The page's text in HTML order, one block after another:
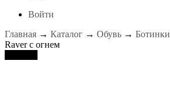
Войти
Главная → Каталог → Обувь → Ботинки
Raver с огнем